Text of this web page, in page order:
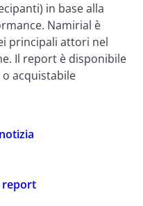
in base alla
Namirial è
principali attori nel
Il report è disponibile
acquistabile